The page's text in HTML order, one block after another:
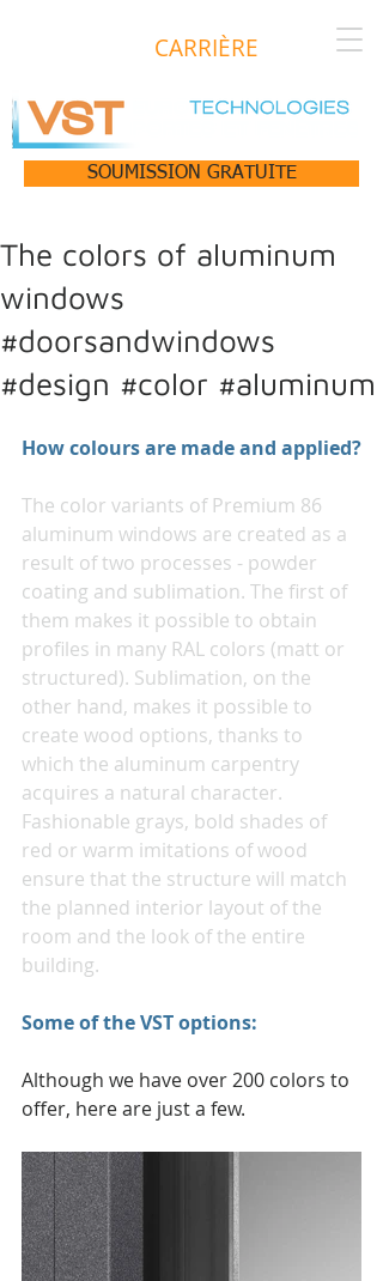
CARRIÈRE
SOUMISSION GRATUITE
The colors of aluminum
windows
#doorsandwindows
#design #color #aluminum
How colours are made and applied?
The color variants of Premium 86
aluminum windows are created as a
result of two processes - powder
coating and sublimation. The first of
them makes it possible to obtain
profiles in many RAL colors (matt or
structured). Sublimation, on the
other hand, makes it possible to
create wood options, thanks to
which the aluminum carpentry
acquires a natural character.
Fashionable grays, bold shades of
red or warm imitations of wood
ensure that the structure will match
the planned interior layout of the
room and the look of the entire
building.
Some of the VST options:
Although we have over 200 colors to
offer, here are just a few.